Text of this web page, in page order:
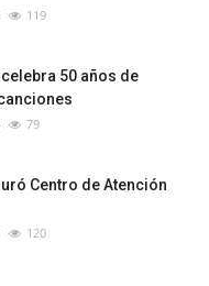
119
50 años de
79
Centro de Atención
120